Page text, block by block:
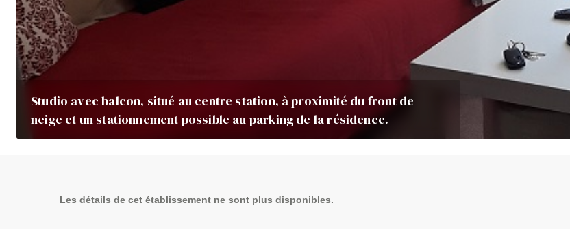
Studio avec balcon, situé au centre station, à proximité du front de
neige et un stationnement possible au parking de la résidence.
Les détails de cet établissement ne sont plus disponibles.